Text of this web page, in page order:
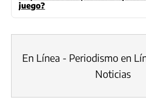
juego?
En Línea - Periodismo en
Noticias